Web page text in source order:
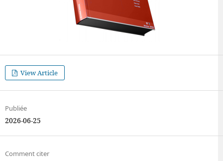
View Article
Publiée
2026-06-25
Comment citer